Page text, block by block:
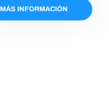
MÁS INFORMACIÓN